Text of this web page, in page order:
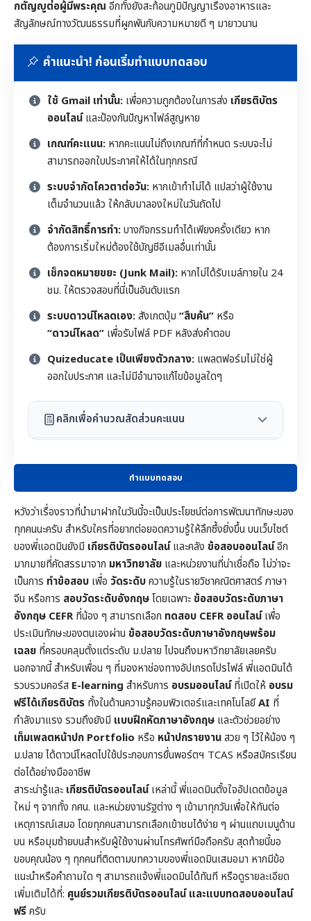
กตัญญูต่อผู้มีพระคุณ อีกทั้งยังสะท้อนภูมิปัญญาเรื่องอาหารและ
สัญลักษณ์ทางวัฒนธรรมที่ผูกพันกับความหมายดี ๆ มายาวนาน
คำแนะนำ! ก่อนเริ่มทำแบบทดสอบ
ใช้ Gmail เท่านั้น: เพื่อความถูกต้องในการส่ง เกียรติบัตร
ออนไลน์และป้องกันปัญหาไฟล์สูญหาย
เกณฑ์คะแนน: หากคะแนนไม่ถึงเกณฑ์ที่กำหนด ระบบจะไม่
สามารถออกใบประกาศให้ได้ในทุกกรณี
ระบบจำกัดโควตาต่อวัน: หากเข้าทำไม่ได้ แปลว่าผู้ใช้งาน
เต็มจำนวนแล้ว ให้กลับมาลองใหม่ในวันถัดไป
จำกัดสิทธิ์การทำ:บางกิจกรรมทำได้เพียงครั้งเดียว หาก
ต้องการเริ่มใหม่ต้องใช้บัญชีอีเมลอื่นเท่านั้น
เช็กจดหมายขยะ (Junk Mail): หากไม่ได้รับเมล์ภายใน 24
ชม. ให้ตรวจสอบที่นี่เป็นอันดับแรก
ระบบดาวน์โหลดเอง:สังเกตปุ่ม “สืบค้น” หรือ
“ดาวน์โหลด” เพื่อรับไฟล์ PDF หลังส่งคำตอบ
Quizeducate เป็นเพียงตัวกลาง: แพลตฟอร์มไม่ใช่ผู้
ออกใบประกาศ และไม่มีอำนาจแก้ไขข้อมูลใดๆ
คลิกเพื่อคำนวณสัดส่วนคะแนน
ทำแบบทดสอบ
หวังว่าเรื่องราวที่นำมาฝากในวันนี้จะเป็นประโยชน์ต่อการพัฒนาทักษะของ
ทุกคนนะครับ สำหรับใครที่อยากต่อยอดความรู้ให้ลึกซึ้งยิ่งขึ้น บนเว็บไซต์
ของพี่แอดมินยังมี เกียรติบัตรออนไลน์และคลัง ข้อสอบออนไลน์อีก
มากมายที่คัดสรรมาจาก มหาวิทยาลัย และหน่วยงานที่น่าเชื่อถือ ไม่ว่าจะ
เป็นการ ทำข้อสอบ เพื่อ วัดระดับความรู้ในรายวิชาคณิตศาสตร์ภาษา
จีน หรือการ สอบวัดระดับอังกฤษโดยเฉพาะข้อสอบวัดระดับภาษา
อังกฤษ CEFRที่น้อง ๆ สามารถเลือก ทดสอบ CEFR ออนไลน์เพื่อ
ประเมินทักษะของตนเองผ่าน ข้อสอบวัดระดับภาษาอังกฤษพร้อม
เฉลย ที่ครอบคลุมตั้งแต่ระดับ ม.ปลาย ไปจนถึงมหาวิทยาลัยเลยครับ
นอกจากนี้ สำหรับเพื่อน ๆ ที่มองหาช่องทางอัปเกรดโปรไฟล์ พี่แอดมินได้
รวบรวมคอร์ส E-learning สำหรับการ อบรมออนไลน์ที่เปิดให้ อบรม
ฟรีได้เกียรติบัตร ทั้งในด้านความรู้คอมพิวเตอร์และเทคโนโลยีAI ที่
กำลังมาแรง รวมถึงยังมี แบบฝึกหัดภาษาอังกฤษ และตัวช่วยอย่าง
เท็มเพลตหน้าปก Portfolio หรือ หน้าปกรายงานสวย ๆ ไว้ให้น้อง ๆ
ม.ปลาย ได้ดาวน์โหลดไปใช้ประกอบการยื่นพอร์ตฯ TCAS หรือสมัครเรียน
ต่อได้อย่างมืออาชีพ
สาระน่ารู้และ เกียรติบัตรออนไลน์เหล่านี้ พี่แอดมินตั้งใจอัปเดตข้อมูล
ใหม่ ๆ จากทั้ง กศน. และหน่วยงานรัฐต่าง ๆ เข้ามาทุกวันเพื่อให้ทันต่อ
เหตุการณ์เสมอ โดยทุกคนสามารถเลือกเข้าชมได้ง่าย ๆ ผ่านแถบเมนูด้าน
บน หรือมุมซ้ายบนสำหรับผู้ใช้งานผ่านโทรศัพท์มือถือครับ สุดท้ายนี้ขอ
ขอบคุณน้อง ๆ ทุกคนที่ติดตามบทความของพี่แอดมินเสมอมา หากมีข้อ
แนะนำหรือคำถามใด ๆ สามารถแจ้งพี่แอดมินได้ทันที หรือดูรายละเอียด
เพิ่มเติมได้ที่: ศูนย์รวมเกียรติบัตรออนไลน์ และแบบทดสอบออนไลน์
ฟรีครับ